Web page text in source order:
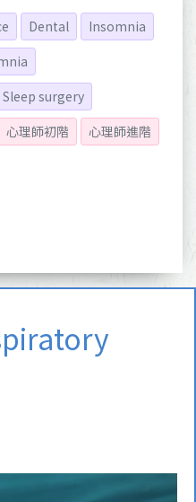
Dental
Insomnia
Sleep surgery
心理師初階
心理師進階